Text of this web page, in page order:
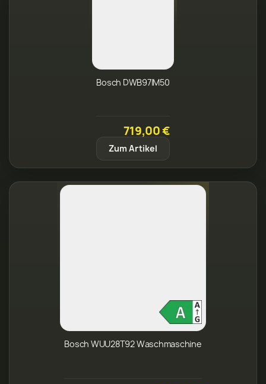
Bosch DWB97IM50
719,00 €
Zum Artikel
Bosch WUU28T92 Waschmaschine